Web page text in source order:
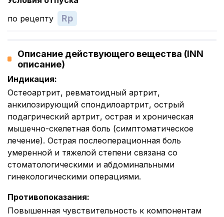
по рецепту
Rp
Описание действующего вещества (INN
описание)
Индикация:
Остеоартрит, ревматоидный артрит,
анкилозирующий спондилоартрит, острый
подагрический артрит, острая и хроническая
мышечно-скелетная боль (симптоматическое
лечение). Острая послеоперационная боль
умеренной и тяжелой степени связана со
стоматологическими и абдоминальными
гинекологическими операциями.
Противопоказания:
Повышенная чувствительность к компонентам